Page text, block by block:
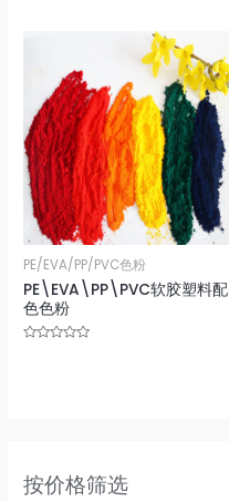
按价格筛选
PE/EVA/PP/PVC色粉
PE\EVA\PP\PVC软胶塑料配
色色粉